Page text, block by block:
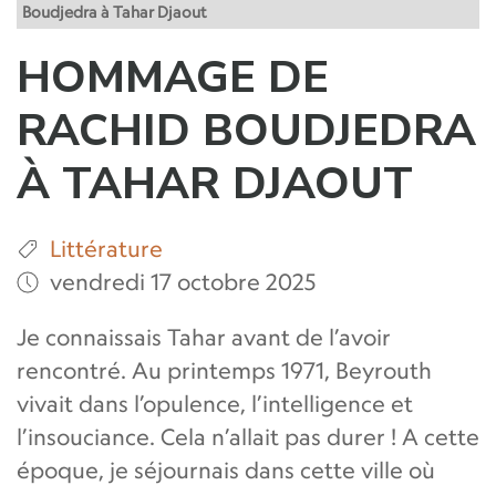
Boudjedra à Tahar Djaout
HOMMAGE DE
RACHID BOUDJEDRA
À TAHAR DJAOUT
Littérature
vendredi 17 octobre 2025
Je connaissais Tahar avant de l’avoir
rencontré. Au printemps 1971, Beyrouth
vivait dans l’opulence, l’intelligence et
l’insouciance. Cela n’allait pas durer ! A cette
époque, je séjournais dans cette ville où